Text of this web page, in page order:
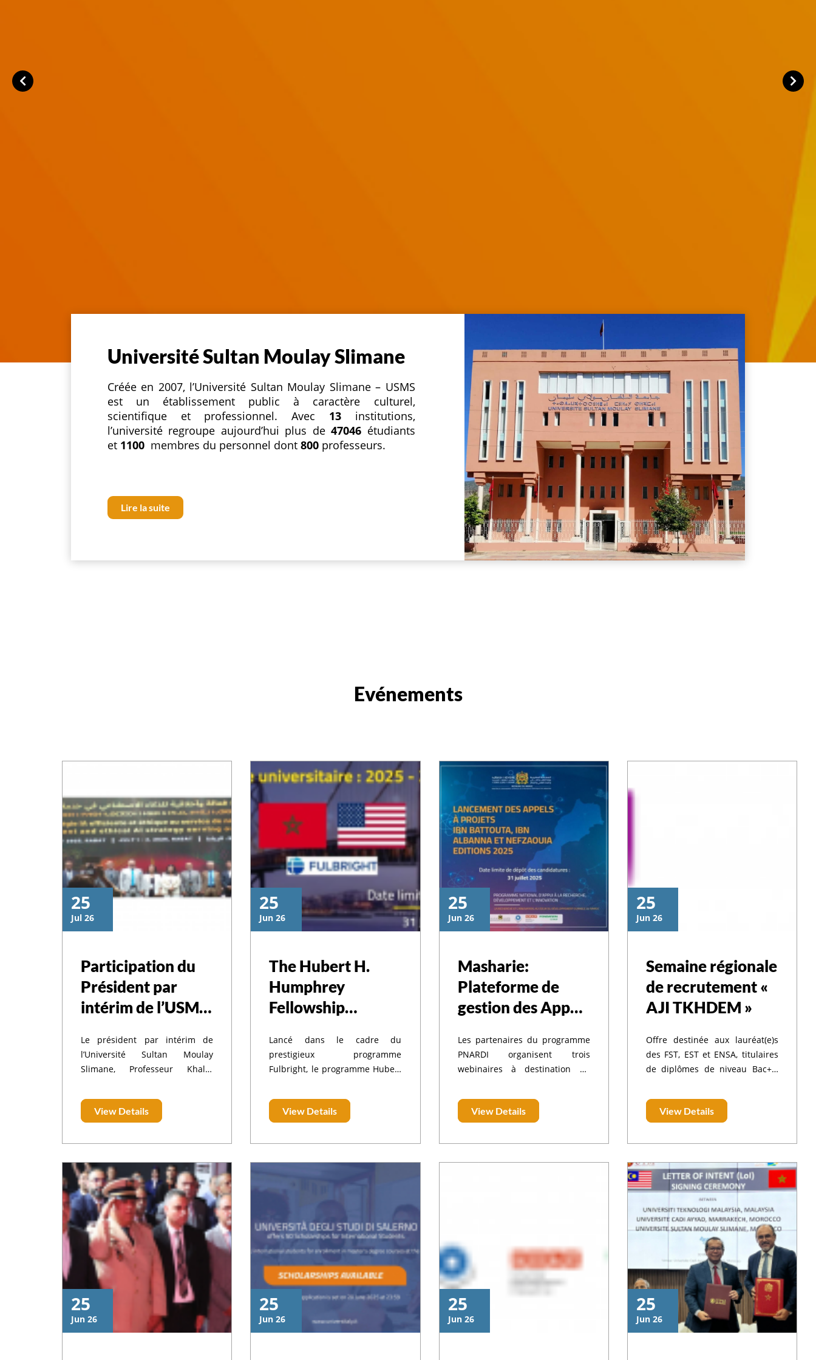
جامعة السلطان مولاي
سليمان تخلد بفخر
ذكرى عيد العرش
Université Sultan Moulay Slimane
Créée en 2007, l’Université Sultan Moulay Slimane – USMS
est un établissement public à caractère culturel,
scientifique et professionnel. Avec 13 institutions,
l’université regroupe aujourd’hui plus de47046 étudiants
et 1100 membres du personnel dont 800 professeurs.
Lire la suite
Evénements
25
Jul 26
Participation du
Président par
intérim de l’USMS
Nationales de
l’Intelligence
Rabat
Le président par intérim de
l’Université Sultan Moulay
Slimane, Professeur Khalid
Premières Assises Nationales de
l’Intelligence Artificielle,
Patronage de Sa Majesté le Roi
L’Assiste –, les 1er et 2 juillet
2025 à l’Université Mohammed
VI Polytechnique – Campus de
Rabat. Cette participation
s’inscrit dans l’engagement de
l’USMS à prendre part
activement aux dynamiques
nationales en matière de
transformation numérique et
d’innovation technologique.
View Details
25
Jun 26
The Hubert H.
Humphrey
Fellowship
2026/2027
Lancé dans le cadre du
prestigieux programme
Fulbright, le programme Hubert
opportunité exceptionnelle
offerte aux professionnels
secteur public que privé, qui
compétences, développer leur
leadership et contribuer de
manière significative à
d’activité au Maroc.
View Details
25
Jun 26
Masharie:
Plateforme de
gestion des Appels
Les partenaires du programme
PNARDI organisent trois
webinaires à destination de
scientifique. Vous trouverez ci-
dessous le calendrier et le lien
au niveau de plateforme :
View Details
25
Jun 26
Semaine régionale
de recrutement «
AJI TKHDEM »
Offre destinée aux lauréat(e)s
des FST, EST et ENSA, titulaires
de diplômes de niveau Bac+2,
d’ingénieur, dans les filières du
génie industriel, électrique,
électronique, ou disciplines
suivant :
View Details
25
Jun 26
25
Jun 26
25
Jun 26
25
Jun 26